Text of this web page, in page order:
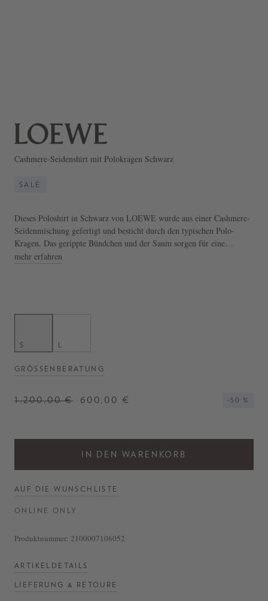
Cashmere-Seidenshirt mit Polokragen Schwarz
SALE
Dieses Poloshirt in Schwarz von LOEWE wurde aus einer Cashmere-
Seidenmischung gefertigt und besticht durch den typischen Polo-
Kragen. Das gerippte Bündchen und der Saum sorgen für eine
angenehme Passform, während die Anagram-Stickerei auf der Brust
- Bündchen und Saum gerippt
mehr erfahren
S L
GRÖSSENBERATUNG
1.200,00 € 600,00 € -50 %
IN DEN WARENKORB
AUF DIE WUNSCHLISTE
ONLINE ONLY
Produktnummer: 2100007106052
ARTIKELDETAILS
LIEFERUNG & RETOURE